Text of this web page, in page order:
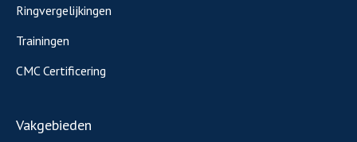
Ringvergelijkingen
Trainingen
CMC Certificering
Vakgebieden